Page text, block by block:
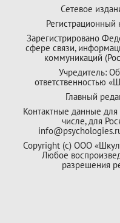
Сетевое
Зарегистрировано
сфере связи,
коммуникаций
Учредитель:
ответственностью
Главный
Контактные данные для
числе, для
Copyright (с) ООО
Любое
разрешения